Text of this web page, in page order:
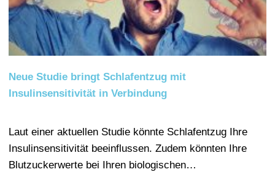
Neue Studie bringt Schlafentzug mit
Insulinsensitivität in Verbindung
Laut einer aktuellen Studie könnte Schlafentzug Ihre
Insulinsensitivität beeinflussen. Zudem könnten Ihre
Blutzuckerwerte bei Ihren biologischen…